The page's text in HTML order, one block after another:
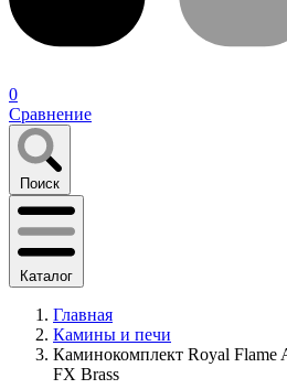
0
Сравнение
Поиск
Каталог
Главная
Камины и печи
Каминокомплект Royal Flame
FX Brass